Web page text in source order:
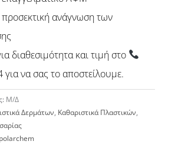
προσεκτική ανάγνωση των
διαθεσιμότητα και τιμή στο
να σας το αποστείλουμε.
Μ/Δ
Δερμάτων, Καθαριστικά Πλαστικών,
polarchem